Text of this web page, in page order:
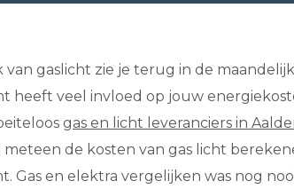
gaslicht zie je terug in de
heeft veel invloed op jouw
gas en licht leveranciers in
de kosten van gas licht
Gas en elektra vergelijken was nog